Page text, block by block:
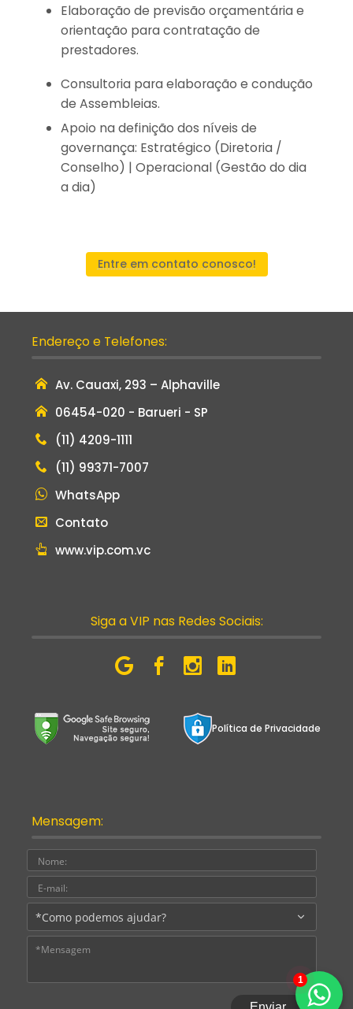
Elaboração de previsão orçamentária e
orientação para contratação de
prestadores.
Consultoria para elaboração e condução
de Assembleias.
Apoio na definição dos níveis de
governança: Estratégico (Diretoria /
Conselho) | Operacional (Gestão do dia
a dia)
Entre em contato conosco!
Endereço e Telefones:
Av. Cauaxi, 293 – Alphaville
06454-020 - Barueri - SP
(11) 4209-1111
(11) 99371-7007
WhatsApp
Contato
www.vip.com.vc
Siga a VIP nas Redes Sociais:
Política de Privacidade
Mensagem:
Nome:
E-
mail:
1